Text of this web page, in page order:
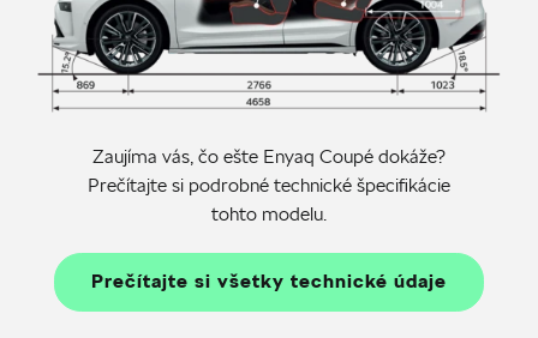
Zaujíma vás, čo ešte Enyaq Coupé dokáže?
Prečítajte si podrobné technické špecifikácie
tohto modelu.
Prečítajte si všetky technické údaje